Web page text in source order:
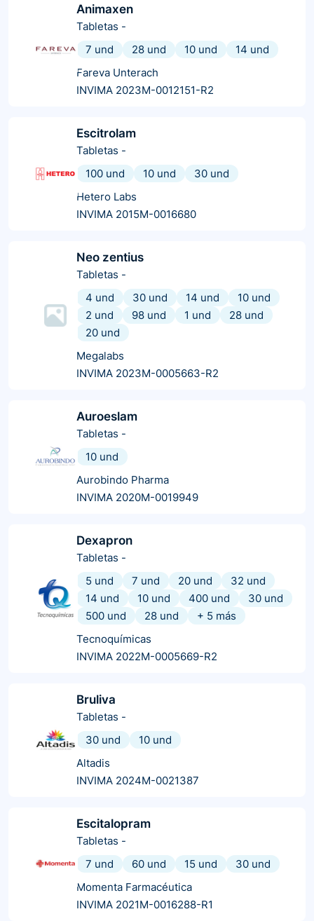
Animaxen
Tabletas -
7 und
28 und 10 und
14 und
Fareva Unterach
INVIMA 2023M-0012151-R2
Escitrolam
Tabletas -
100 und
10 und
30 und
Hetero Labs
INVIMA 2015M-0016680
Neo zentius
Tabletas -
4 und
30 und 14 und
10 und
2 und
98 und 1 und
28 und
20 und
Megalabs
INVIMA 2023M-0005663-R2
Auroeslam
Tabletas -
10 und
Aurobindo Pharma
INVIMA 2020M-0019949
Dexapron
Tabletas -
5 und
7 und 20 und
32 und
14 und
10 und 400 und
30 und
500 und
28 und + 5 más
Tecnoquímicas
INVIMA 2022M-0005669-R2
Bruliva
Tabletas -
30 und
10 und
Altadis
INVIMA 2024M-0021387
Escitalopram
Tabletas -
7 und
60 und 15 und
30 und
Momenta Farmacéutica
INVIMA 2021M-0016288-R1